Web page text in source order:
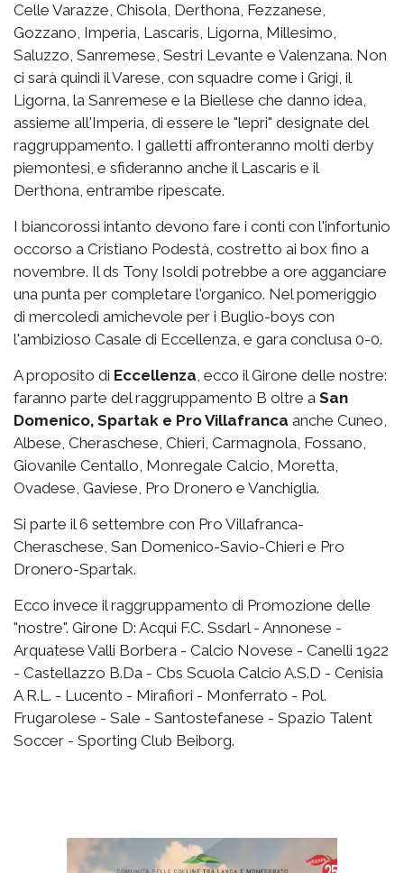
Celle Varazze, Chisola, Derthona, Fezzanese,
Gozzano, Imperia, Lascaris, Ligorna, Millesimo,
Saluzzo, Sanremese, Sestri Levante e Valenzana. Non
ci sarà quindi il Varese, con squadre come i Grigi, il
Ligorna, la Sanremese e la Biellese che danno idea,
assieme all'Imperia, di essere le "lepri" designate del
raggruppamento. I galletti affronteranno molti derby
piemontesi, e sfideranno anche il Lascaris e il
Derthona, entrambe ripescate.
I biancorossi intanto devono fare i conti con l'infortunio
occorso a Cristiano Podestà, costretto ai box fino a
novembre. Il ds Tony Isoldi potrebbe a ore agganciare
una punta per completare l'organico. Nel pomeriggio
di mercoledì amichevole per i Buglio-boys con
l'ambizioso Casale di Eccellenza, e gara conclusa 0-0.
A proposito di Eccellenza, ecco il Girone delle nostre:
faranno parte del raggruppamento B oltre a San
Domenico, Spartak e Pro Villafranca anche Cuneo,
Albese, Cheraschese, Chieri, Carmagnola, Fossano,
Giovanile Centallo, Monregale Calcio, Moretta,
Ovadese, Gaviese, Pro Dronero e Vanchiglia.
Si parte il 6 settembre con Pro Villafranca-
Cheraschese, San Domenico-Savio-Chieri e Pro
Dronero-Spartak.
Ecco invece il raggruppamento di Promozione delle
"nostre". Girone D: Acqui F.C. Ssdarl - Annonese -
Arquatese Valli Borbera - Calcio Novese - Canelli 1922
- Castellazzo B.Da - Cbs Scuola Calcio A.S.D - Cenisia
A R.L. - Lucento - Mirafiori - Monferrato - Pol.
Frugarolese - Sale - Santostefanese - Spazio Talent
Soccer - Sporting Club Beiborg.